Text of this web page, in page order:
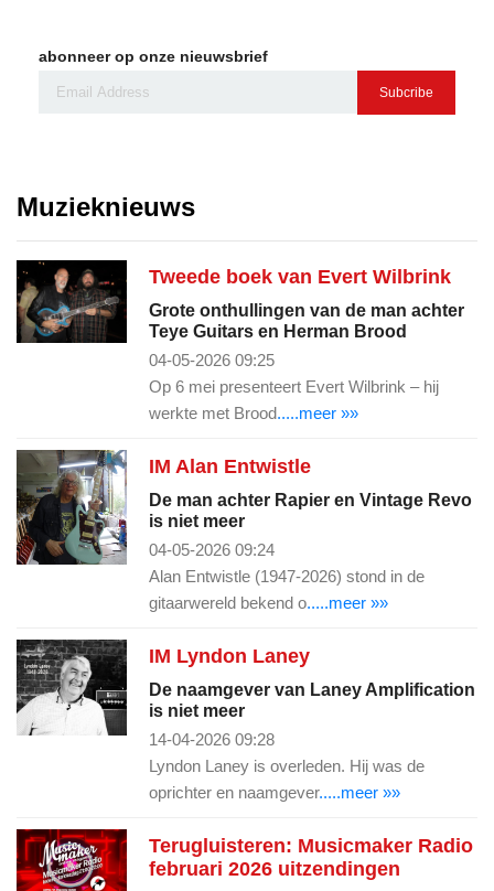
abonneer op onze nieuwsbrief
Subcribe
Muzieknieuws
Tweede boek van Evert Wilbrink
Grote onthullingen van de man achter
Teye Guitars en Herman Brood
04-05-2026 09:25
Op 6 mei presenteert Evert Wilbrink – hij
werkte met Brood.....meer »»
IM Alan Entwistle
De man achter Rapier en Vintage Revo
is niet meer
04-05-2026 09:24
Alan Entwistle (1947-2026) stond in de
gitaarwereld bekend o.....meer »»
IM Lyndon Laney
De naamgever van Laney Amplification
is niet meer
14-04-2026 09:28
Lyndon Laney is overleden. Hij was de
oprichter en naamgever.....meer »»
Terugluisteren: Musicmaker Radio
februari 2026 uitzendingen